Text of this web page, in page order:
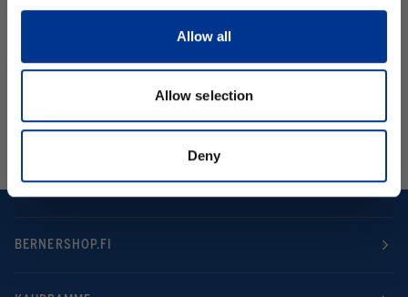
Allow all
Allow selection
Deny
BERNERSHOP.FI